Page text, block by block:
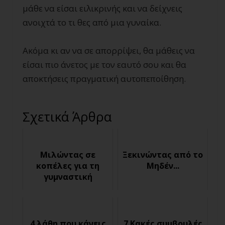
μάθε να είσαι ειλικρινής και να δείχνεις
ανοιχτά το τι θες από μια γυναίκα.
Ακόμα κι αν να σε απορρίψει, θα μάθεις να
είσαι πιο άνετος με τον εαυτό σου και θα
αποκτήσεις πραγματική αυτοπεποίθηση.
Σχετικά Άρθρα
Μιλώντας σε
κοπέλες για τη
γυμναστική
Ξεκινώντας από το
Μηδέν...